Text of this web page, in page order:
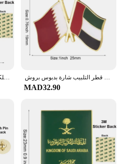
المملكة العربية السعودية صور متنقلة 3M ملصق شارة معدنية دبوس دبابيس دبابيس علم قطر التلبيب شارة بدبوس بروش
MAD32.90